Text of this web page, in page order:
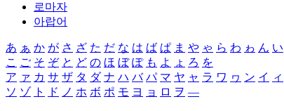
로마자
아랍어
あ ぁ か が さ ざ た だ な は ば ぱ ま や ゃ ら わ ゎ ん い
こ ご そ ぞ と ど の ほ ぼ ぽ も よ ょ ろ を
ア ァ カ サ ザ タ ダ ナ ハ バ パ マ ヤ ャ ラ ワ ヮ ン イ ィ
ソ ゾ ト ド ノ ホ ボ ポ モ ヨ ョ ロ ヲ ―